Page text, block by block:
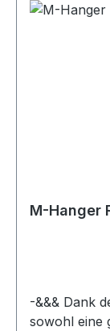
M-Hanger
-&&& Dank
sowohl eine